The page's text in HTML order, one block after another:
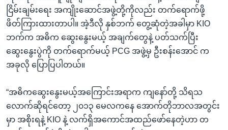
ငြိမ်းချမ်းရေး အကျိုးဆောင်အဖွဲ့တို့ကိုလည်း တက်ရောက်ဖို့
ဖိတ်ကြားထားတာပါ။ အဲ့ဒီလို နှစ်ဘက် တွေ့ဆုံတဲ့အခါမှာ KIO
ဘက်က အဓိက ဆွေးနွေးမယ့် အချက်တွေနဲ့ ပတ်သက်ပြီး
ဆွေးနွေးပွဲကို တက်ရောက်မယ့် PCG အဖွဲ့မှ ဦးစန်းအောင် က
အခုလို ပြောပြပါတယ်။
“အဓိကဆွေးနွေးမယ့်အကြောင်းအရာက ကျနော်တို့ သိရသ
လောက်ဆိုရင်တော့ ၂၀၁၃ မေလကနေ အောက်တိုဘာလအတွင်း
မှာ အစိုးရနဲ့ KIO နဲ့ လက်ရှိအကောင်အထည်ဖော်နေတဲ့ဟာ တ